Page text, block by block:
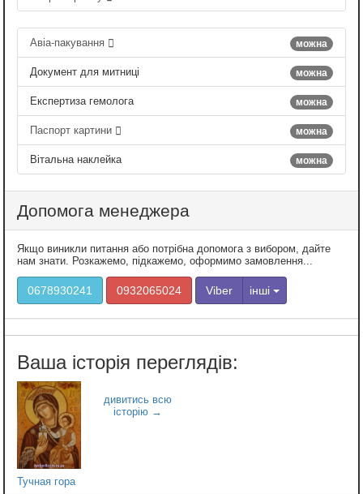
можна
Авіа-пакування
можна
Документ для митниці
можна
Експертиза гемолога
можна
Паспорт картини
можна
Вітальна наклейка
Допомога менеджера
Якщо виникли питання або потрібна допомога з вибором, дайте
нам знати. Розкажемо, підкажемо, оформимо замовлення...
0678930241 0932065024 Viber інші
Тучная гора